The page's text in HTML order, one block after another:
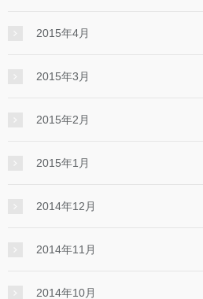
2015年4月
2015年3月
2015年2月
2015年1月
2014年12月
2014年11月
2014年10月